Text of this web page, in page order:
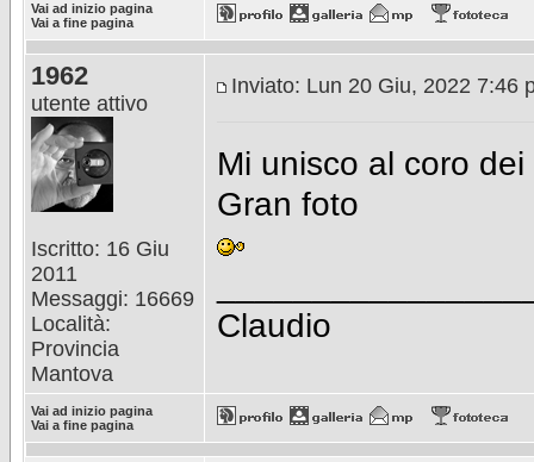
Vai ad inizio pagina
Vai a fine pagina
1962
utente attivo
Iscritto: 16 Giu
2011
Messaggi: 16669
Località:
Provincia
Mantova
Inviato: Lun 20 Giu, 2022 7:46
Mi unisco al coro
Gran foto
Claudio
Vai ad inizio pagina
Vai a fine pagina